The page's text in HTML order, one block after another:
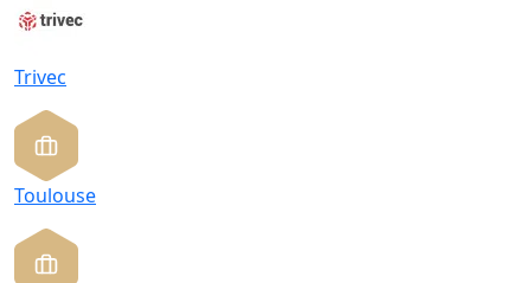
Trivec
Toulouse